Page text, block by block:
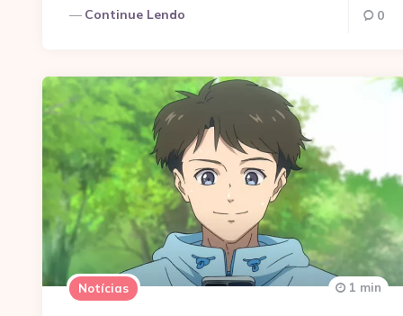
Continue Lendo 0
Notícias 1 min